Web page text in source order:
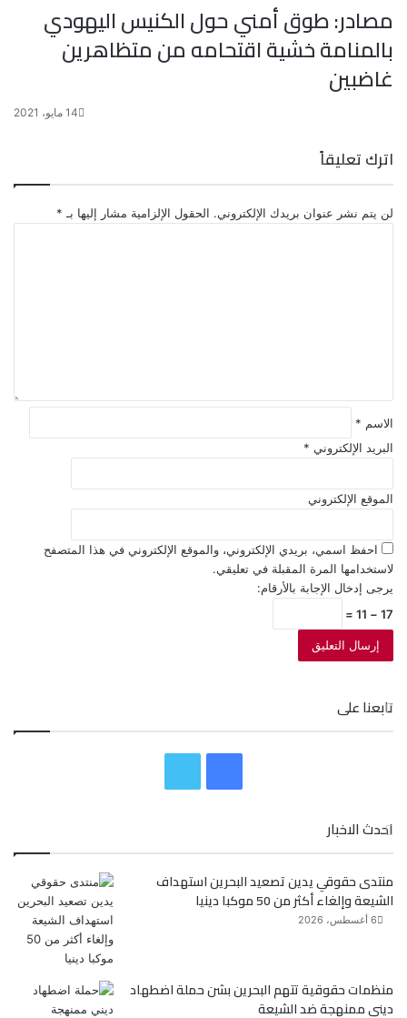
مصادر: طوق أمني حول الكنيس اليهودي
بالمنامة خشية اقتحامه من متظاهرين
غاضبين
14 مايو، 2021
اترك تعليقاً
لن يتم نشر عنوان بريدك الإلكتروني. الحقول الإلزامية مشار إليها بـ *
الاسم *
البريد الإلكتروني *
الموقع الإلكتروني
احفظ اسمي، بريدي الإلكتروني، والموقع الإلكتروني في هذا المتصفح
لاستخدامها المرة المقبلة في تعليقي.
يرجى إدخال الإجابة بالأرقام:
17 − 11 =
تابعنا على
ب
ت
احدث الاخبار
منتدى حقوقي يدين تصعيد البحرين استهداف
الشيعة وإلغاء أكثر من 50 موكبا دينيا
6 أغسطس، 2026
منظمات حقوقية تتهم البحرين بشن حملة اضطهاد
ديني ممنهجة ضد الشيعة